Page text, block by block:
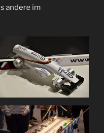
andere im